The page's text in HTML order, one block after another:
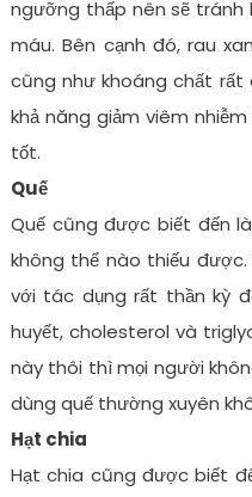
ngưỡng thấp nên sẽ
máu. Bên cạnh đó, rau
cũng như khoáng chất
khả năng giảm viêm
tốt.
Quế
Quế cũng được biết đến là
không thể nào thiếu
với tác dụng rất thần kỳ
huyết, cholesterol và
này thôi thì mọi người
dùng quế thường xuyên
Hạt chia
Hạt chia cũng được biết